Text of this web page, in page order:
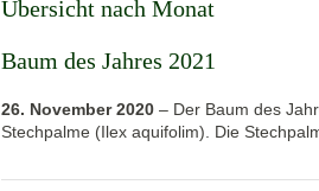
Übersicht nach Monat
Baum des Jahres 2021
26. November 2020 – Der Baum des
Stechpalme (Ilex aquifolim). Die